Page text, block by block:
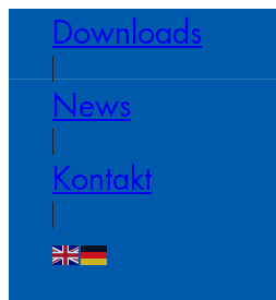
Downloads
News
Kontakt